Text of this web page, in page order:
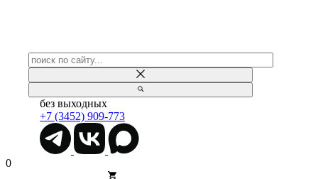
без выходных
+7 (3452) 909-773
0